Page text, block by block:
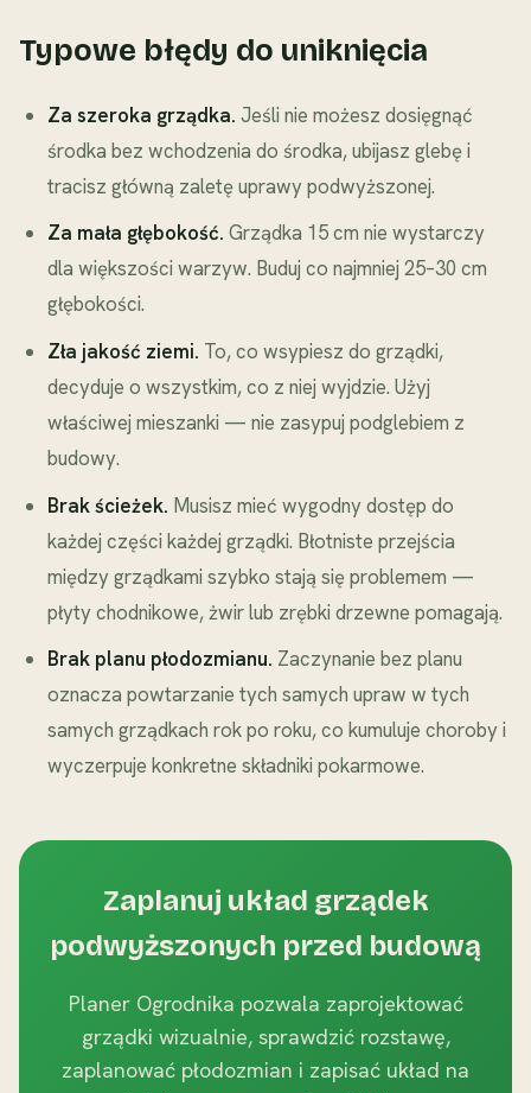
Typowe błędy do uniknięcia
Za szeroka grządka. Jeśli nie możesz dosięgnąć
środka bez wchodzenia do środka, ubijasz glebę i
tracisz główną zaletę uprawy podwyższonej.
Za mała głębokość. Grządka 15 cm nie wystarczy
dla większości warzyw. Buduj co najmniej 25–30 cm
głębokości.
Zła jakość ziemi. To, co wsypiesz do grządki,
decyduje o wszystkim, co z niej wyjdzie. Użyj
właściwej mieszanki — nie zasypuj podglebiem z
budowy.
Brak ścieżek. Musisz mieć wygodny dostęp do
każdej części każdej grządki. Błotniste przejścia
między grządkami szybko stają się problemem —
płyty chodnikowe, żwir lub zrębki drzewne pomagają.
Brak planu płodozmianu. Zaczynanie bez planu
oznacza powtarzanie tych samych upraw w tych
samych grządkach rok po roku, co kumuluje choroby i
wyczerpuje konkretne składniki pokarmowe.
Zaplanuj układ grządek
podwyższonych przed budową
Planer Ogrodnika pozwala zaprojektować
grządki wizualnie, sprawdzić rozstawę,
zaplanować płodozmian i zapisać układ na